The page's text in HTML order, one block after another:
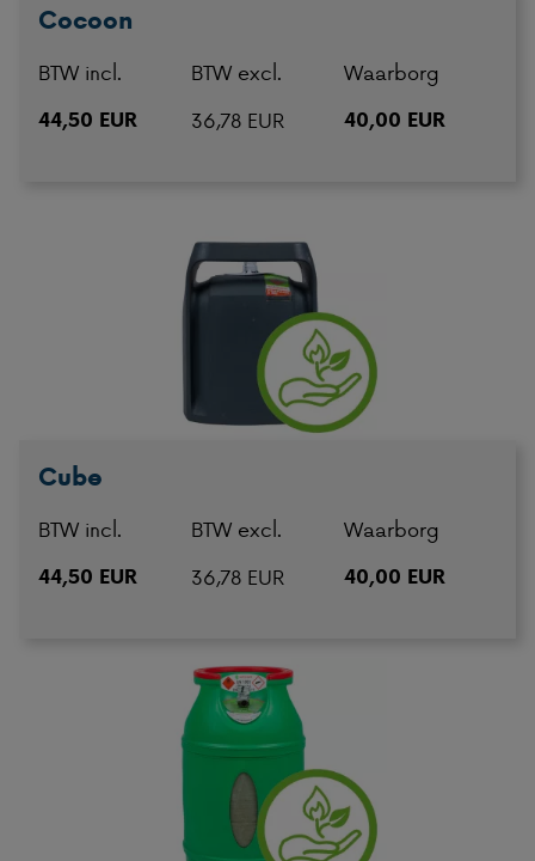
Cocoon
BTW incl.
44,50 EUR
BTW excl.
36,78 EUR
Waarborg
40,00 EUR
Cube
BTW incl.
44,50 EUR
BTW excl.
36,78 EUR
Waarborg
40,00 EUR